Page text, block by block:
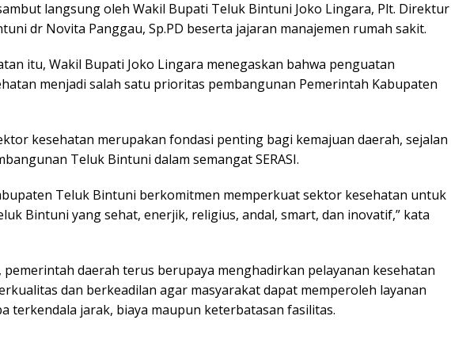
langsung oleh Wakil Bupati Teluk Bintuni Joko Lingara, Plt. Direktur
dr Novita Panggau, Sp.PD beserta jajaran manajemen rumah sakit.
itu, Wakil Bupati Joko Lingara menegaskan bahwa penguatan
menjadi salah satu prioritas pembangunan Pemerintah Kabupaten
kesehatan merupakan fondasi penting bagi kemajuan daerah, sejalan
Teluk Bintuni dalam semangat SERASI.
Teluk Bintuni berkomitmen memperkuat sektor kesehatan untuk
Bintuni yang sehat, enerjik, religius, andal, smart, dan inovatif,” kata
pemerintah daerah terus berupaya menghadirkan pelayanan kesehatan
dan berkeadilan agar masyarakat dapat memperoleh layanan
terkendala jarak, biaya maupun keterbatasan fasilitas.